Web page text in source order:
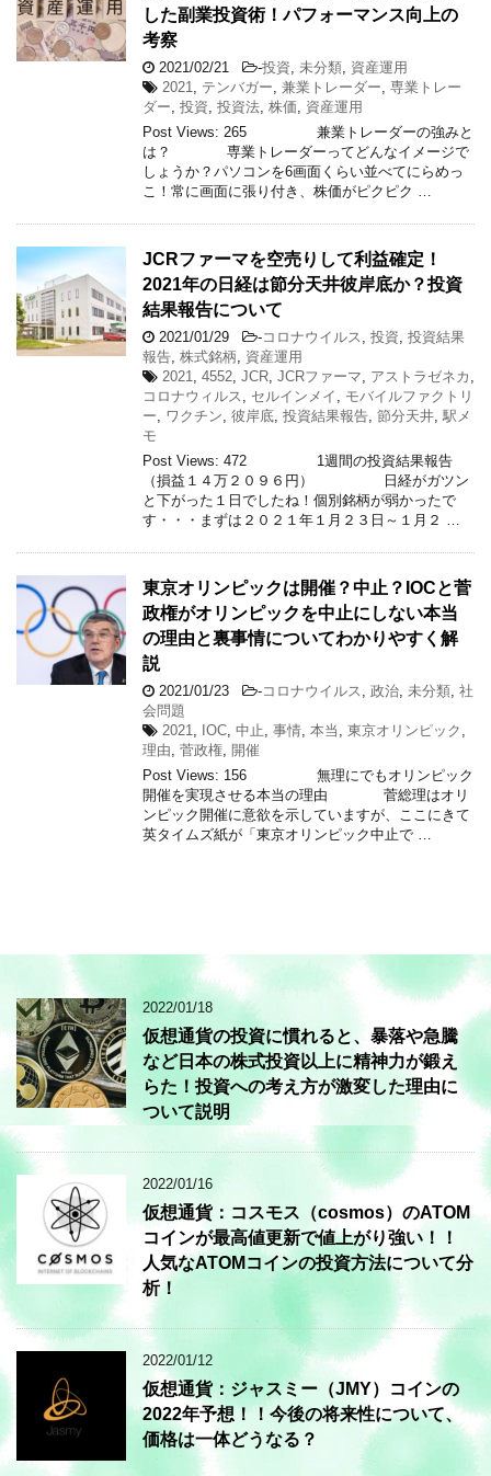
した副業投資術！パフォーマンス向上の
考察
2021/02/21 -投資 未分類 資産運用
2021
テンバガー 兼業トレーダー 専業トレー
ダー 投資 投資法 株価
資産運用
Post Views: 265 兼業トレーダーの強みと
は？ 専業トレーダーってどんなイメージで
しょうか？パソコンを6画面くらい並べてにらめっ
こ！常に画面に張り付き、株価がピクピク …
JCRファーマを空売りして利益確定！
2021年の日経は節分天井彼岸底か？投資
結果報告について
2021/01/29 -コロナウイルス 投資 投資結果
報告 株式銘柄
資産運用
2021
4552 JCR JCRファーマ アストラゼネカ
コロナウィルス
セルインメイ
モバイルファクトリ
ー
ワクチン 彼岸底 投資結果報告 節分天井 駅メ
モ
Post Views: 472 1週間の投資結果報告
（損益１４万２０９６円） 日経がガツン
と下がった１日でしたね！個別銘柄が弱かったで
す・・・まずは２０２１年１月２３日～１月２ …
東京オリンピックは開催？中止？IOCと菅
政権がオリンピックを中止にしない本当
の理由と裏事情についてわかりやすく解
説
2021/01/23 -コロナウイルス 政治 未分類 社
会問題
2021
IOC 中止 事情 本当 東京オリンピック
理由 菅政権 開催
Post Views: 156 無理にでもオリンピック
開催を実現させる本当の理由 菅総理はオリ
ンピック開催に意欲を示していますが、ここにきて
英タイムズ紙が「東京オリンピック中止で …
2022/01/18
仮想通貨の投資に慣れると、暴落や急騰
など日本の株式投資以上に精神力が鍛え
らた！投資への考え方が激変した理由に
ついて説明
2022/01/16
仮想通貨：コスモス（cosmos）のATOM
コインが最高値更新で値上がり強い！！
人気なATOMコインの投資方法について分
析！
2022/01/12
仮想通貨：ジャスミー（JMY）コインの
2022年予想！！今後の将来性について、
価格は一体どうなる？